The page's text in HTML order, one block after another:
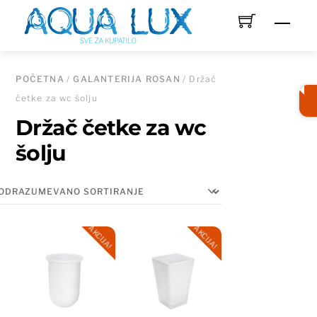
POČETNA/GALANTERIJA ROSAN / Držač
četke za wc šolju
Držač četke za wc
šolju
AKCIJA! AKCIJA!